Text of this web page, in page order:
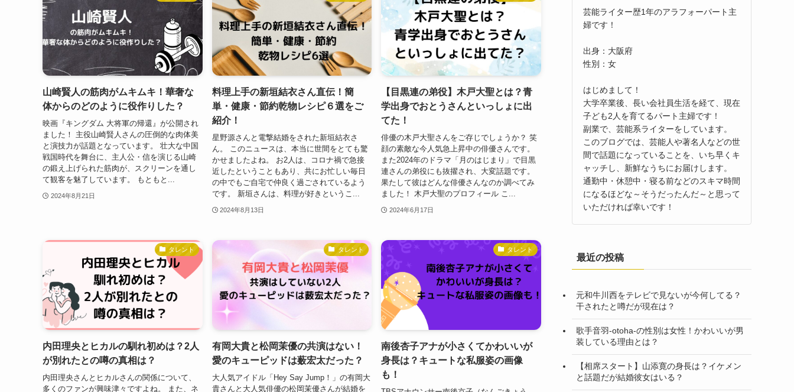
山崎賢人の筋肉がムキムキ！華奢な
体からのどのように役作りした？
映画『キングダム 大将軍の帰還』が公開され
ました！ 主役山崎賢人さんの圧倒的な肉体美
と演技力が話題となっています。 壮大な中国
戦国時代を舞台に、主人公・信を演じる山崎
の鍛え上げられた筋肉が、スクリーンを通し
て観客を魅了しています。 もともと...
2024年8月21日
料理上手の新垣結衣さん直伝！簡
単・健康・節約乾物レシピ６選をご
紹介！
星野源さんと電撃結婚をされた新垣結衣さ
ん。 このニュースは、本当に世間をとても驚
かせましたよね。 お2人は、コロナ禍で急接
近したということもあり、共にお忙しい毎日
の中でもご自宅で仲良く過ごされているよう
です。 新垣さんは、料理が好きというこ...
2024年8月13日
【目黒連の弟役】木戸大聖とは？青
学出身でおとうさんといっしょに出
てた！
俳優の木戸大聖さんをご存じでしょうか？ 笑
顔の素敵な今人気急上昇中の俳優さんです。
また2024年のドラマ「月のはじまり」で目黒
連さんの弟役にも抜擢され、大変話題です。
果たして彼はどんな俳優さんなのか調べてみ
ました！ 木戸大聖のプロフィール こ...
2024年6月17日
タレント
内田理央とヒカルの馴れ初めは？2人
が別れたとの噂の真相は？
内田理央さんとヒカルさんの関係について、
多くのファンが興味津々ですよね。 また、ネ
タレント
有岡大貴と松岡茉優の共演はない！
愛のキューピッドは薮宏太だった？
大人気アイドル「Hey Say Jump！」の有岡大
貴さんと大人気俳優の松岡茉優さんが結婚を
タレント
南後杏子アナが小さくてかわいいが
身長は？キュートな私服姿の画像
も！
芸能ライター歴1年のアラフォーパート主
婦です！
出身：大阪府
性別：女
はじめまして！
大学卒業後、長い会社員生活を経て、現在
子ども2人を育てるパート主婦です！
副業で、芸能系ライターをしています。
このブログでは、芸能人や著名人などの世
間で話題になっていることを、いち早くキ
ャッチし、新鮮なうちにお届けします。
通勤中・休憩中・寝る前などのスキマ時間
になるほどな～そうだったんだ～と思って
いただければ幸いです！
最近の投稿
元和牛川西をテレビで見ないが今何してる？
干されたと噂だが現在は？
歌手音羽-otoha-の性別は女性！かわいいが男
装している理由とは？
【相席スタート】山添寛の身長は？イケメン
と話題だが結婚彼女はいる？